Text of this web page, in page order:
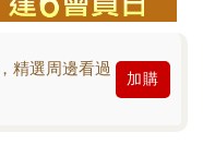
精選周邊看過
加購